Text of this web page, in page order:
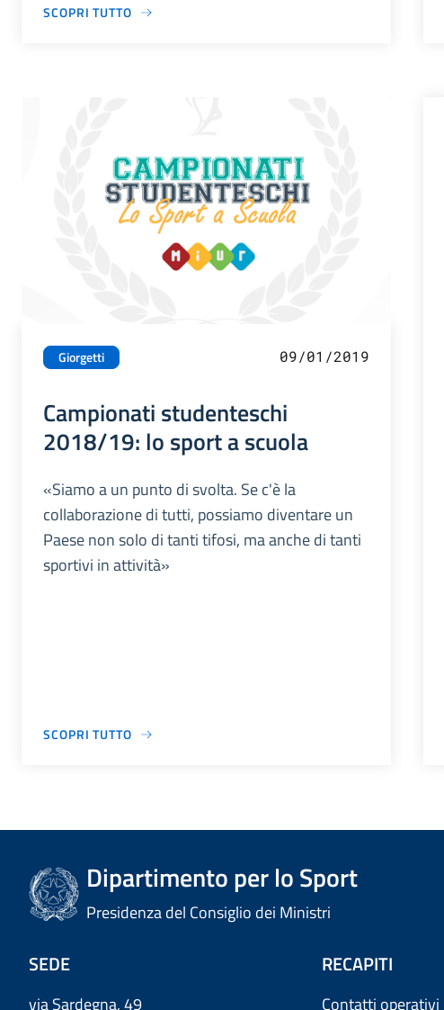
SCOPRI TUTTO
Giorgetti 09/01/2019
Campionati studenteschi
2018/19: lo sport a scuola
«Siamo a un punto di svolta. Se c'è la
collaborazione di tutti, possiamo diventare un
Paese non solo di tanti tifosi, ma anche di tanti
sportivi in attività»
SCOPRI TUTTO
Dipartimento per lo Sport
Presidenza del Consiglio dei Ministri
SEDE
via Sardegna, 49
RECAPITI
Contatti operativi